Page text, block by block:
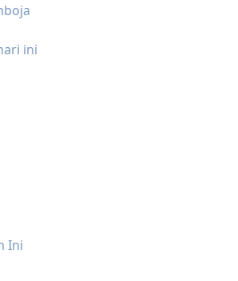
ini
Ini